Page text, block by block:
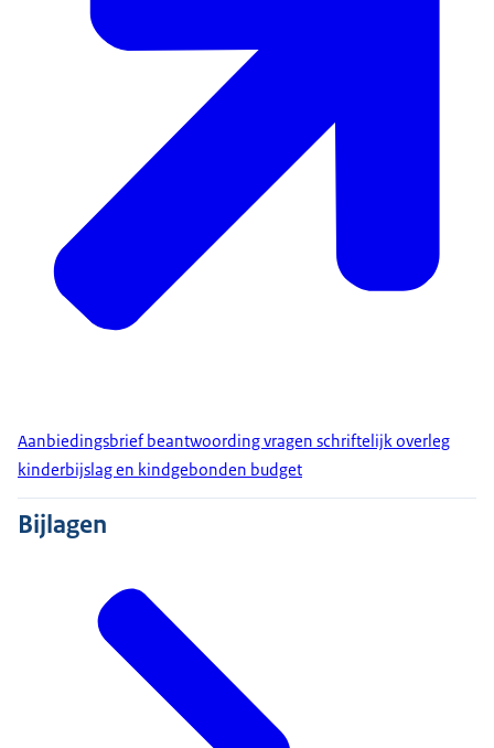
Aanbiedingsbrief beantwoording vragen schriftelijk overleg
kinderbijslag en kindgebonden budget
Bijlagen